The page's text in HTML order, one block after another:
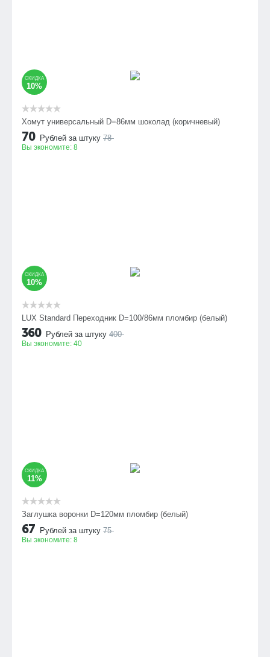
СКИДКА
10%
Хомут универсальный D=86мм шоколад (коричневый)
70 Рублей за штуку 78
Вы экономите: 8
СКИДКА
10%
LUX Standard Переходник D=100/86мм пломбир (белый)
360 Рублей за штуку 400
Вы экономите: 40
СКИДКА
11%
Заглушка воронки D=120мм пломбир (белый)
67 Рублей за штуку 75
Вы экономите: 8